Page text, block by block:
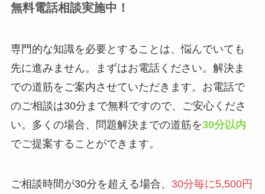
無料電話相談実施中！
専門的な知識を必要とすることは、悩んでいても
先に進みません。まずはお電話ください。解決ま
での道筋をご案内させていただきます。お電話で
のご相談は30分まで無料ですので、ご安心くださ
い。多くの場合、問題解決までの道筋を30分以内
でご提案することができます。
ご相談時間が30分を超える場合、 30分毎に5,500円